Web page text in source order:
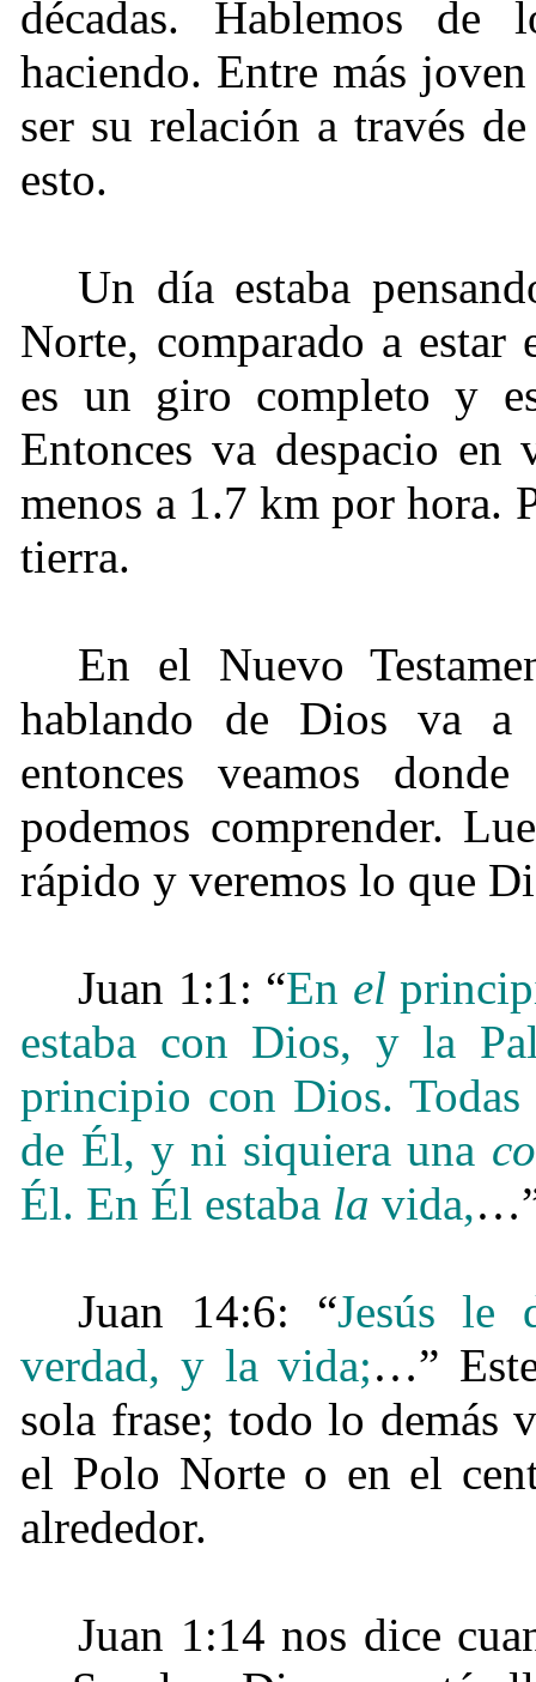
décadas. Hablemos
haciendo. Entre más
ser su relación a través
esto.
Un día estaba
Norte, comparado a
es un giro completo y
Entonces va despacio
menos a 1.7 km por hora.
tierra.
En el Nuevo
hablando de Dios va a
entonces veamos
podemos comprender.
rápido y veremos lo que
Juan 1:1: “En el
estaba con Dios, y la
principio con Dios. Todas
de Él, y ni siquiera una
Él. En Él estaba la vida,…
Juan 14:6: “Jesús le
verdad, y la vida;…”
sola frase; todo lo demás
el Polo Norte o en el
alrededor.
Juan 1:14 nos dice